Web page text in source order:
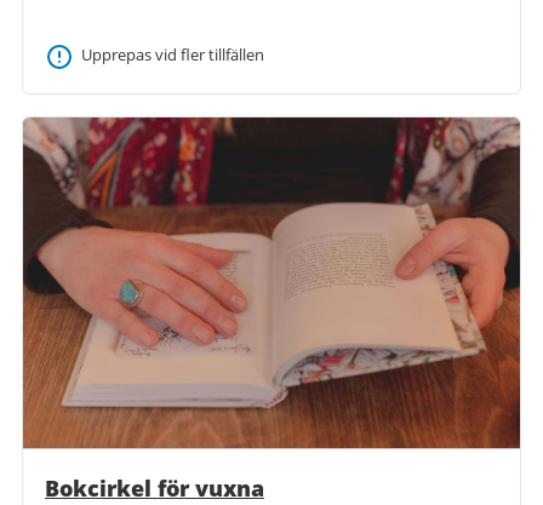
Upprepas vid fler tillfällen
Bokcirkel för vuxna